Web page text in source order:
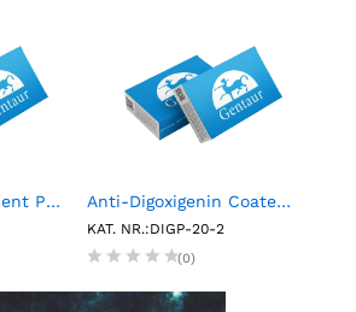
Carboxyl Fluorescent Particles, Yellow, 0.5%w/v, 5.0-5.9µm, 2mL Anti-Digoxigenin Coated Polystyrene Particles, 2.0- 2.4µm, 0.1%w/v, 2mL
KAT. NR.:DIGP-20-2
(0)